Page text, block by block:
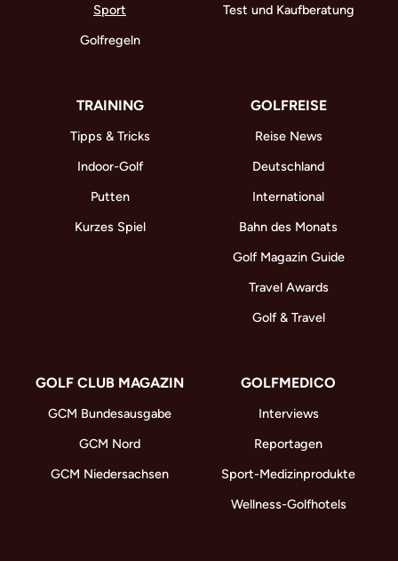
Sport
Golfregeln
Test und Kaufberatung
TRAINING
Tipps & Tricks
Indoor-Golf
Putten
Kurzes Spiel
GOLFREISE
Reise News
Deutschland
International
Bahn des Monats
Golf Magazin Guide
Travel Awards
Golf & Travel
GOLF CLUB MAGAZIN
GCM Bundesausgabe
GCM Nord
GCM Niedersachsen
GOLFMEDICO
Interviews
Reportagen
Sport-Medizinprodukte
Wellness-Golfhotels